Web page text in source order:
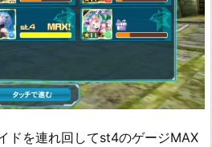
ドを連れ回してst4のゲージMAX